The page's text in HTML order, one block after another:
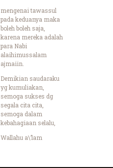
mengenai tawassul
pada keduanya maka
boleh boleh saja,
karena mereka adalah
para Nabi
alaihimussalam
ajmaiin.
Demikian saudaraku
yg kumuliakan,
semoga sukses dg
segala cita cita,
semoga dalam
kebahagiaan selalu,
Wallahu a\’lam